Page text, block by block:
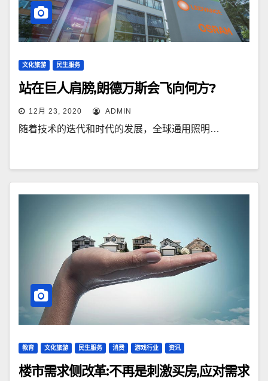
文化旅游 民生服务
站在巨人肩膀,朗德万斯会飞向何方?
12月 23, 2020 ADMIN
随着技术的迭代和时代的发展，全球通用照明…
教育 文化旅游 民生服务 消费 游戏行业 资讯
楼市需求侧改革:不再是刺激买房,应对需求